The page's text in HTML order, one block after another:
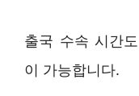
출국 수속 시간
이 가능합니다.